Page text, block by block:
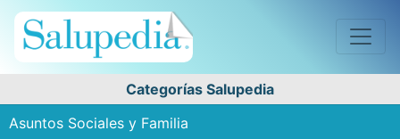
Categorías Salupedia
Asuntos Sociales y Familia